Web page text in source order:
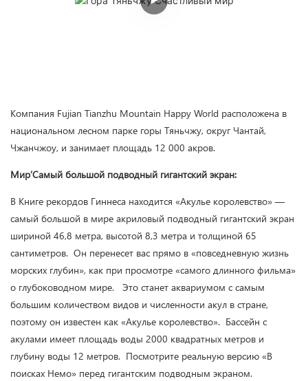
Компания Fujian Tianzhu Mountain Happy World расположена в
национальном лесном парке горы Тяньчжу, округ Чантай,
Чжанчжоу, и занимает площадь 12 000 акров.
Мир’Самый большой подводный гигантский экран:
В Книге рекордов Гиннеса находится «Акулье королевство» —
самый большой в мире акриловый подводный гигантский экран
шириной 46,8 метра, высотой 8,3 метра и толщиной 65
сантиметров. Он перенесет вас прямо в «повседневную жизнь
морских глубин», как при просмотре «самого длинного фильма»
о глубоководном мире. Это станет аквариумом с самым
большим количеством видов и численности акул в стране,
поэтому он известен как «Акулье королевство». Бассейн с
акулами имеет площадь воды 2000 квадратных метров и
глубину воды 12 метров. Посмотрите реальную версию «В
поисках Немо» перед гигантским подводным экраном.